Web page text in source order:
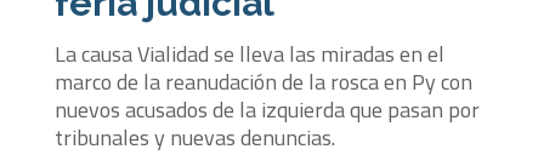
La causa Vialidad se lleva las miradas en el
marco de la reanudación de la rosca en Py con
nuevos acusados de la izquierda que pasan por
tribunales y nuevas denuncias.